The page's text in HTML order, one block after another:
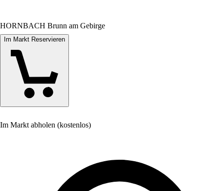
HORNBACH Brunn am Gebirge
Im Markt Reservieren
Im Markt abholen (kostenlos)